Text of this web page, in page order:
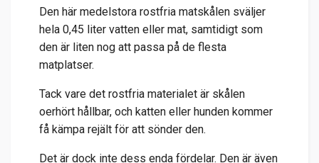
Den här medelstora rostfria matskålen sväljer
hela 0,45 liter vatten eller mat, samtidigt som
den är liten nog att passa på de flesta
matplatser.
Tack vare det rostfria materialet är skålen
oerhört hållbar, och katten eller hunden kommer
få kämpa rejält för att sönder den.
Det är dock inte dess enda fördelar. Den är även